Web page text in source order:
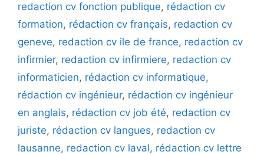
redaction cv fonction publique, rédaction cv
formation, rédaction cv français, redaction cv
geneve, redaction cv ile de france, redaction cv
infirmier, redaction cv infirmiere, redaction cv
informaticien, rédaction cv informatique,
rédaction cv ingénieur, rédaction cv ingénieur
en anglais, rédaction cv job été, redaction cv
juriste, rédaction cv langues, redaction cv
lausanne, redaction cv laval, rédaction cv lettre